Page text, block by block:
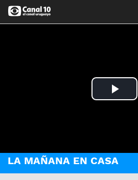
Play
LA MAÑANA EN CASA